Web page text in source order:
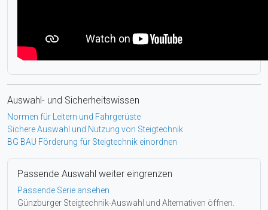
Auswahl- und Sicherheitswissen
Normen für Leitern und Fahrgerüste
Sichere Auswahl und Nutzung von Steigtechnik
BG BAU Förderung für Steigtechnik einordnen
Passende Auswahl weiter eingrenzen
Passende Serie ansehen
Günzburger Steigtechnik-Auswahl und Alternativen öffnen.